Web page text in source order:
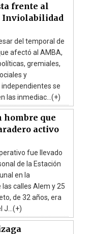
frente al
Inviolabilidad
del temporal de
afectó al AMBA,
gremiales,
y
se
las inmediac...(+)
hombre que
activo
fue llevado
de la Estación
en la
calles Alem y 25
de 32 años, era
J...(+)